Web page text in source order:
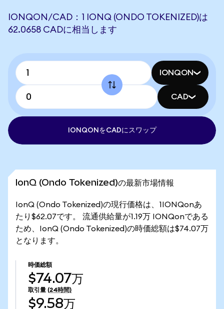
IONQON/CAD：1 IONQ (ONDO TOKENIZED)は
62.0658 CADに相当します
IONQON
CAD
IONQONをCADにスワップ
IonQ (Ondo Tokenized)の最新市場情報
IonQ (Ondo Tokenized)の現行価格は、1IONQonあ
たり$62.07です。 流通供給量が1.19万 IONQonである
ため、IonQ (Ondo Tokenized)の時価総額は$74.07万
となります。
時価総額
$74.07万
取引量 (24時間)
$9.58万